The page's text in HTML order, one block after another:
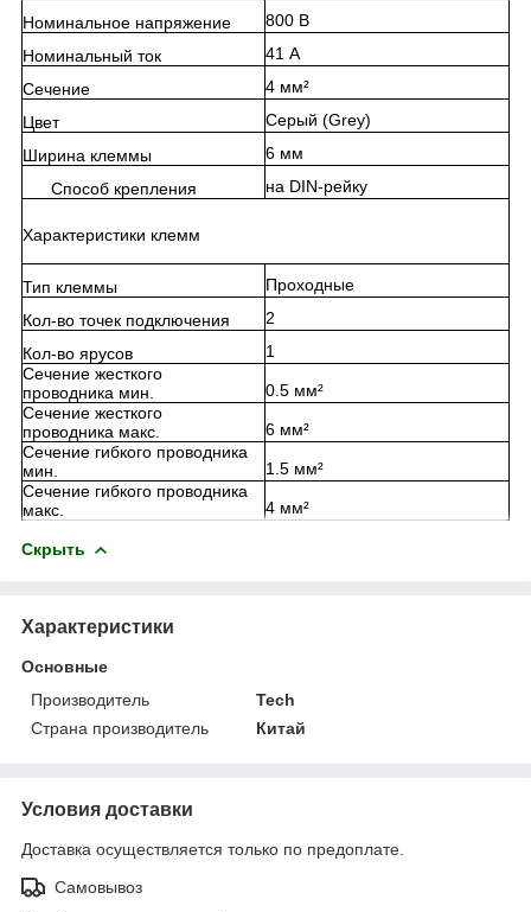
Номинальное напряжение
800 В
Номинальный ток
41 А
Сечение
4 мм²
Цвет
Серый (Grey)
Ширина клеммы
6 мм
Способ крепления
на DIN-рейку
Характеристики клемм
Тип клеммы
Проходные
Кол-во точек подключения
2
Кол-во ярусов
1
Сечение жесткого
проводника мин.
0.5 мм²
Сечение жесткого
проводника макс.
6 мм²
Сечение гибкого проводника
мин.
1.5 мм²
Сечение гибкого проводника
макс.
4 мм²
Скрыть
Характеристики
Основные
Производитель
Tech
Страна производитель
Китай
Условия доставки
Доставка осуществляется только по предоплате.
Самовывоз